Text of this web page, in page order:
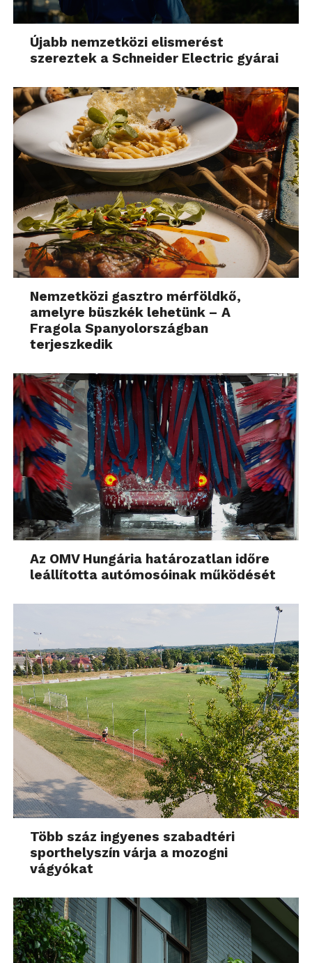
Újabb nemzetközi elismerést
szereztek a Schneider Electric gyárai
Nemzetközi gasztro mérföldkő,
amelyre büszkék lehetünk – A
Fragola Spanyolországban
terjeszkedik
Az OMV Hungária határozatlan időre
leállította autómosóinak működését
Több száz ingyenes szabadtéri
sporthelyszín várja a mozogni
vágyókat